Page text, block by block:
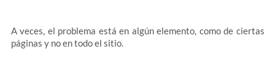
A veces, el problema está en algún elemento, como de ciertas
páginas y no en todo el sitio.